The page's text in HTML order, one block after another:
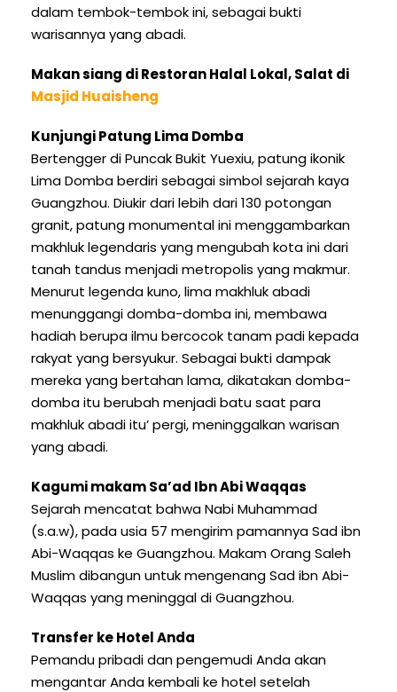
dalam tembok-tembok ini, sebagai bukti
warisannya yang abadi.
Makan siang di Restoran Halal Lokal, Salat di
Masjid Huaisheng
Kunjungi Patung Lima Domba
Bertengger di Puncak Bukit Yuexiu, patung ikonik
Lima Domba berdiri sebagai simbol sejarah kaya
Guangzhou. Diukir dari lebih dari 130 potongan
granit, patung monumental ini menggambarkan
makhluk legendaris yang mengubah kota ini dari
tanah tandus menjadi metropolis yang makmur.
Menurut legenda kuno, lima makhluk abadi
menunggangi domba-domba ini, membawa
hadiah berupa ilmu bercocok tanam padi kepada
rakyat yang bersyukur. Sebagai bukti dampak
mereka yang bertahan lama, dikatakan domba-
domba itu berubah menjadi batu saat para
makhluk abadi itu’ pergi, meninggalkan warisan
yang abadi.
Kagumi makam Sa’ad Ibn Abi Waqqas
Sejarah mencatat bahwa Nabi Muhammad
(s.a.w), pada usia 57 mengirim pamannya Sad ibn
Abi-Waqqas ke Guangzhou. Makam Orang Saleh
Muslim dibangun untuk mengenang Sad ibn Abi-
Waqqas yang meninggal di Guangzhou.
Transfer ke Hotel Anda
Pemandu pribadi dan pengemudi Anda akan
mengantar Anda kembali ke hotel setelah